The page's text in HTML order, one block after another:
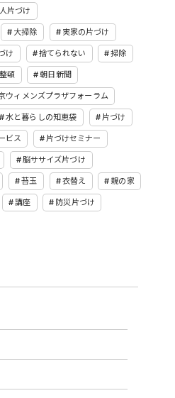
片づけ
大掃除 実家の片づけ
け 捨てられない 掃除
頓 朝日新聞
ウィメンズプラザフォーラム
水と暮らしの知恵袋 片づけ
ビス 片づけセミナー
脳ササイズ片づけ
苔玉 衣替え 親の家
講座 防災片づけ